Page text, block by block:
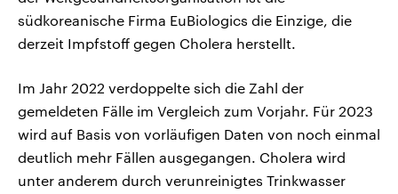
südkoreanische Firma EuBiologics die Einzige, die
derzeit Impfstoff gegen Cholera herstellt.
Im Jahr 2022 verdoppelte sich die Zahl der
gemeldeten Fälle im Vergleich zum Vorjahr. Für 2023
wird auf Basis von vorläufigen Daten von noch einmal
deutlich mehr Fällen ausgegangen. Cholera wird
unter anderem durch verunreinigtes Trinkwasser